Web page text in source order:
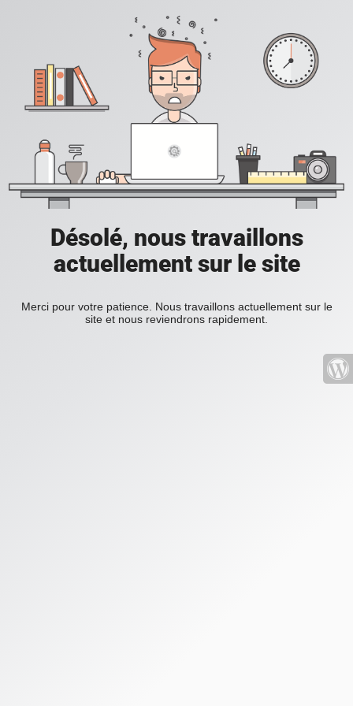
Désolé, nous travaillons
actuellement sur le site
Merci pour votre patience. Nous travaillons actuellement sur le
site et nous reviendrons rapidement.